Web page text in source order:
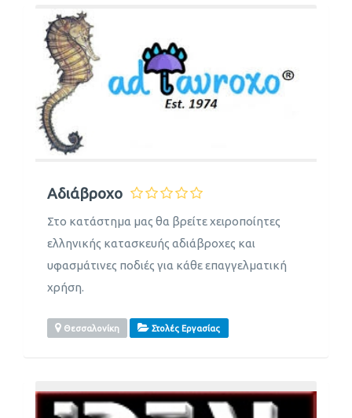
Αδιάβροχο
Στο κατάστημα μας θα βρείτε χειροποίητες
ελληνικής κατασκευής αδιάβροχες και
υφασμάτινες ποδιές για κάθε επαγγελματική
χρήση.
Θεσσαλονίκη Στολές Εργασίας